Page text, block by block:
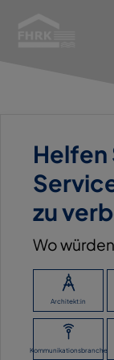
Helfen
zu
Wo
Architekt:in
Kommunikationsbranche
CO. KG